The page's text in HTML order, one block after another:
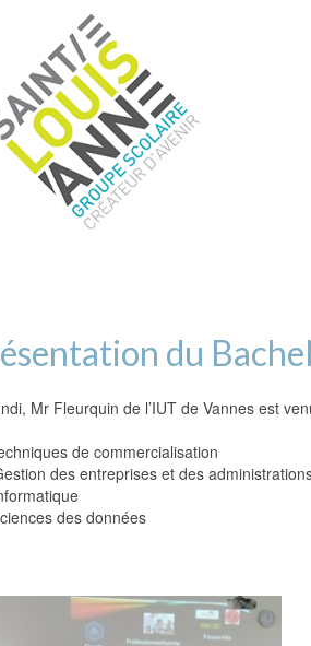
du
Mr Fleurquin de l’IUT de Vannes est
de commercialisation
des entreprises et des
des données